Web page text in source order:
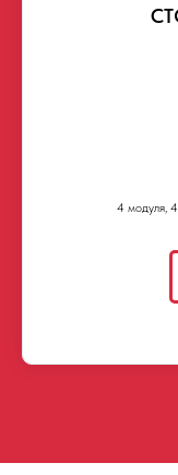
4 модуля,